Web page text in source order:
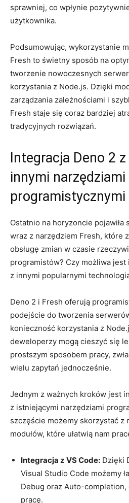
sprawniej, co wpłynie
użytkownika.
Podsumowując, wykorzystanie
Fresh to ‍świetny⁤ sposób na
tworzenie nowoczesnych
korzystania z​ Node.js. Dzięki
zarządzania zależnościami i
Fresh staje się coraz ‌bardziej⁣
tradycyjnych⁢ rozwiązań.
Integracja Deno 2
innymi narzędziami
programistycznymi
Ostatnio na horyzoncie pojawiła
wraz z narzędziem Fresh, które
⁤obsługę zmian‌ w czasie
programistów? Czy⁣ możliwa‌
z innymi popularnymi⁢
Deno⁤ 2 i Fresh ​oferują
podejście do tworzenia
konieczność ​korzystania z
deweloperzy mogą cieszyć się
prostszym sposobem⁣ pracy,
wielu zapytań jednocześnie.
Jednym z ważnych‌ kroków jest‌
z​ istniejącymi narzędziami​
szczęście możemy skorzystać z‍
modułów, które⁣ ułatwią ⁣nam
Integracja z VS Code: Dzięki
‌Visual Studio Code możemy
Debug oraz Auto-completion,
pracę.